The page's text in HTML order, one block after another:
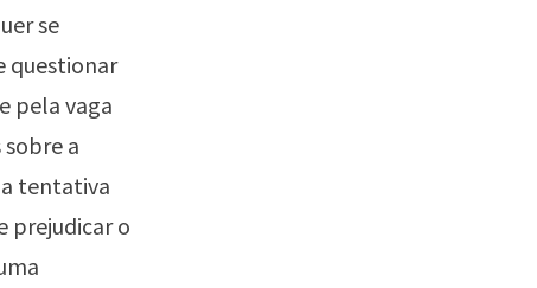
se
questionar
pela vaga
a
tentativa
prejudicar o